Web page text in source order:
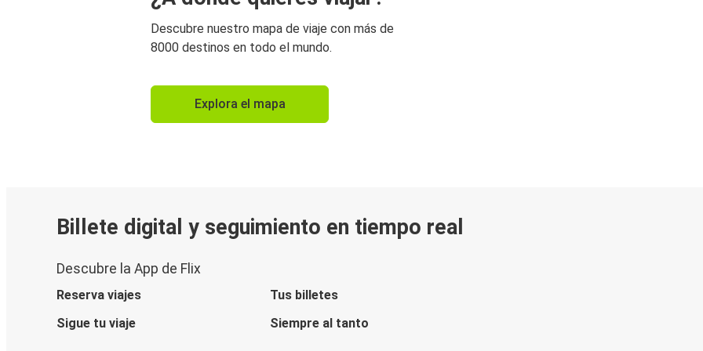
Descubre nuestro mapa de viaje con más de
8000 destinos en todo el mundo.
Explora el mapa
Billete digital y seguimiento en tiempo real
Descubre la App de Flix
Reserva viajes
Tus billetes
Sigue tu viaje
Siempre al tanto